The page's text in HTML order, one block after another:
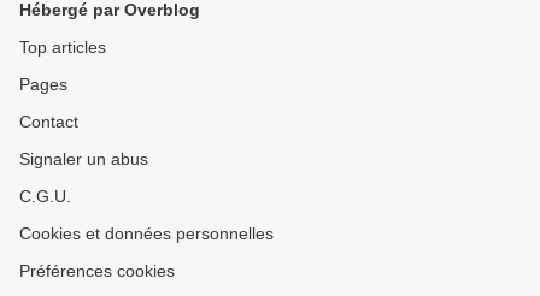
Hébergé par Overblog
Top articles
Pages
Contact
Signaler un abus
C.G.U.
Cookies et données personnelles
Préférences cookies